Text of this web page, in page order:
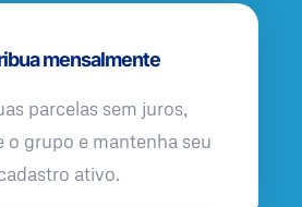
mensalmente
parcelas sem juros,
o grupo e mantenha seu
ativo.